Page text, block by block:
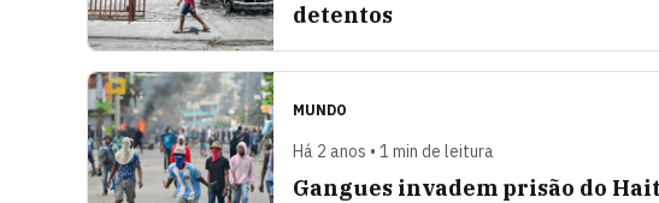
detentos
MUNDO
Há 2 anos • 1 min de leitura
Gangues invadem prisão do